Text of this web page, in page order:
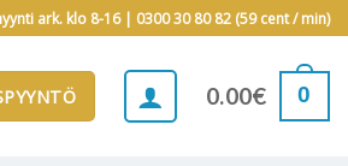
ark. klo 8-16 | 0300 30 80 82 (59 cent / min)
0.00€ 0